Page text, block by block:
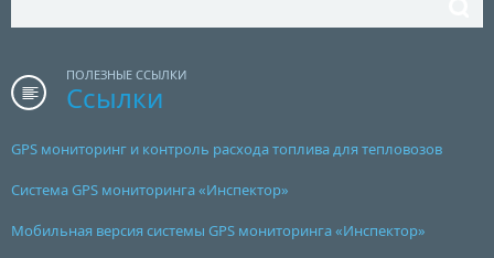
ПОЛЕЗНЫЕ ССЫЛКИ
Ссылки
GPS мониторинг и контроль расхода топлива для тепловозов
Система GPS мониторинга «Инспектор»
Мобильная версия системы GPS мониторинга «Инспектор»